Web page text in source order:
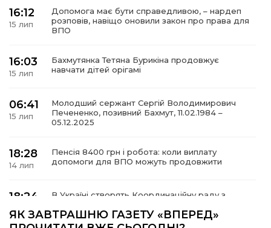
місія
16:12
15 лип
Допомога має бути справедливою, – нардеп
розповів, навіщо оновили закон про права для
ВПО
16:03
15 лип
Бахмутянка Тетяна Бурикіна продовжує
навчати дітей орігамі
06:41
15 лип
Молодший сержант Сергій Володимирович
Печененко, позивний Бахмут, 11.02.1984 –
05.12.2025
18:28
14 лип
Пенсія 8400 грн і робота: коли виплату
допомоги для ВПО можуть продовжити
18:24
В Україні створять Координаційну раду з
кордону
ЯК ЗАВТРАШНЮ ГАЗЕТУ «ВПЕРЕД»